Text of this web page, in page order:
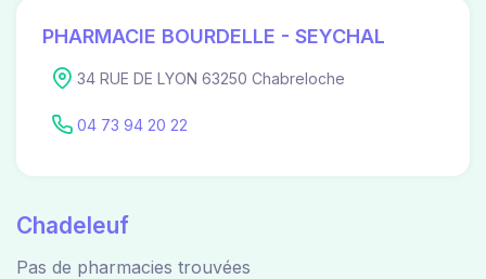
PHARMACIE BOURDELLE - SEYCHAL
34 RUE DE LYON 63250 Chabreloche
04 73 94 20 22
Chadeleuf
Pas de pharmacies trouvées